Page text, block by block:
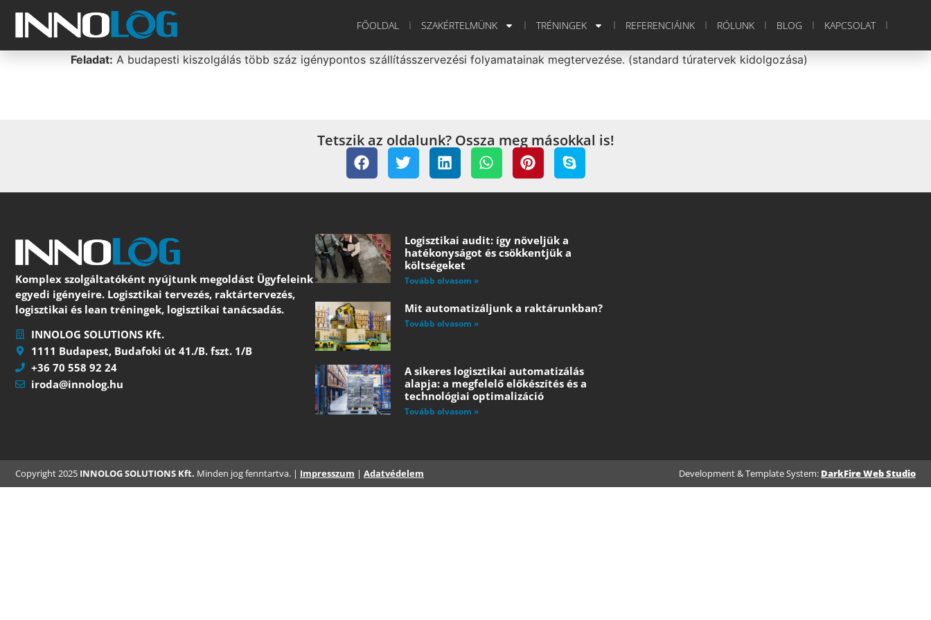
FŐOLDAL SZAKÉRTELMÜNK TRÉNINGEK REFERENCIÁINK RÓLUNK BLOG KAPCSOLAT
Feladat: A budapesti kiszolgálás több száz igénypontos szállításszervezési folyamatainak megtervezése. (standard túratervek kidolgozása)
Tetszik az oldalunk? Ossza meg másokkal is!
Komplex szolgáltatóként nyújtunk megoldást Ügyfeleink
egyedi igényeire. Logisztikai tervezés, raktártervezés,
logisztikai és lean tréningek, logisztikai tanácsadás.
INNOLOG SOLUTIONS Kft.
1111 Budapest, Budafoki út 41./B. fszt. 1/B
+36 70 558 92 24
iroda@innolog.hu
Logisztikai audit: így növeljük a
hatékonyságot és csökkentjük a
költségeket
Tovább olvasom »
Mit automatizáljunk a raktárunkban?
Tovább olvasom »
A sikeres logisztikai automatizálás
alapja: a megfelelő előkészítés és a
technológiai optimalizáció
Tovább olvasom »
Copyright 2025 INNOLOG SOLUTIONS Kft. Minden jog fenntartva. | Impresszum | Adatvédelem Development & Template System: DarkFire Web Studio